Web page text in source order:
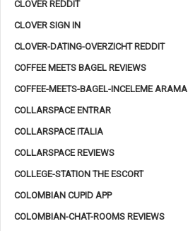
CLOVER REDDIT
CLOVER SIGN IN
CLOVER-DATING-OVERZICHT REDDIT
COFFEE MEETS BAGEL REVIEWS
COFFEE-MEETS-BAGEL-INCELEME ARAMA
COLLARSPACE ENTRAR
COLLARSPACE ITALIA
COLLARSPACE REVIEWS
COLLEGE-STATION THE ESCORT
COLOMBIAN CUPID APP
COLOMBIAN-CHAT-ROOMS REVIEWS